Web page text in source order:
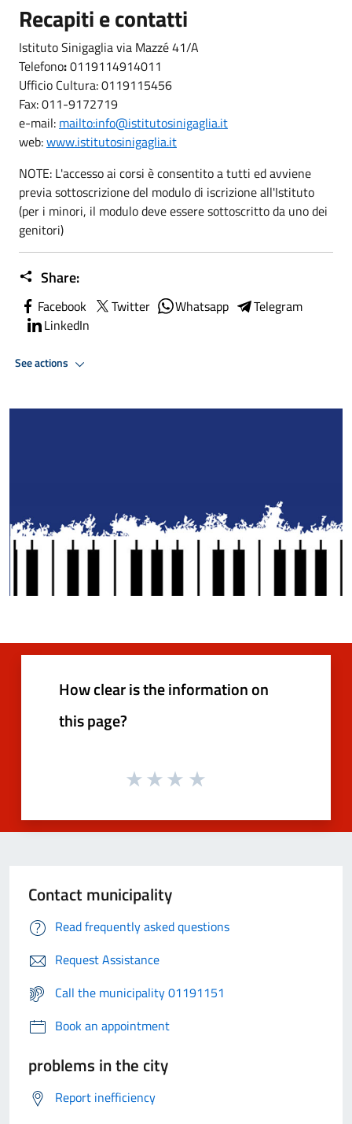
Recapiti e contatti
Istituto Sinigaglia via Mazzé 41/A
Telefono:0119114914011
Ufficio Cultura: 0119115456
Fax: 011-9172719
e-mail: mailto:info@istitutosinigaglia.it
web:www.istitutosinigaglia.it
NOTE: L'accesso ai corsi è consentito a tutti ed avviene
previa sottoscrizione del modulo di iscrizione all'Istituto
(per i minori, il modulo deve essere sottoscritto da uno dei
genitori)
Share:
Facebook Twitter Whatsapp
Telegram
LinkedIn
See actions
How clear is the information on
this page?
Contact municipality
Read frequently asked questions
Request Assistance
Call the municipality 01191151
Book an appointment
problems in the city
Report inefficiency